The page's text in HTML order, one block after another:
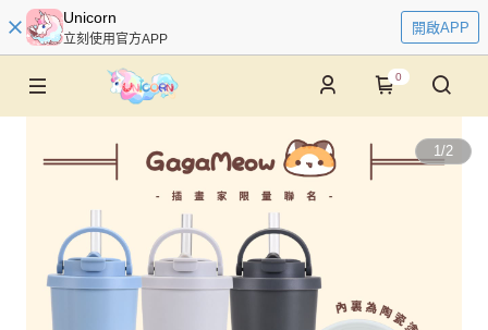
Unicorn
立刻使用官方APP
開啟APP
0
1/2